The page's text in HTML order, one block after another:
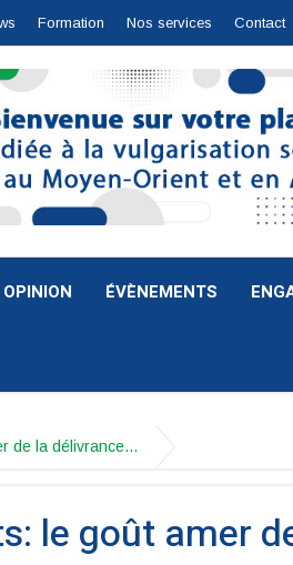
Formation Nos services Contact
OPINION ÉVÈNEMENTS
de la délivrance…
le goût amer